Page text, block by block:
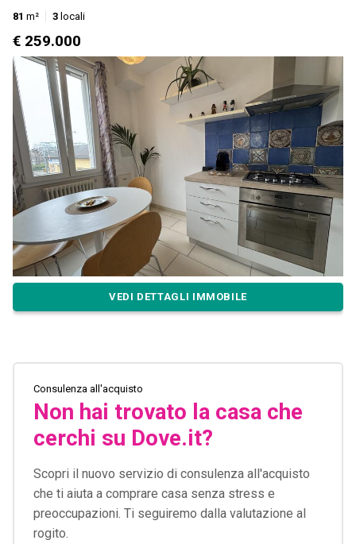
81 m² 3 locali
€ 259.000
VEDI DETTAGLI IMMOBILE
Consulenza all'acquisto
Non hai trovato la casa che
cerchi su Dove.it?
Scopri il nuovo servizio di consulenza all'acquisto
che ti aiuta a comprare casa senza stress e
preoccupazioni. Ti seguiremo dalla valutazione al
rogito.